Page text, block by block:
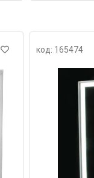
код: 165474